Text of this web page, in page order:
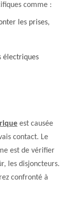
comme :
les prises,
électriques
est causée
contact. Le
est de vérifier
les disjoncteurs.
confronté à